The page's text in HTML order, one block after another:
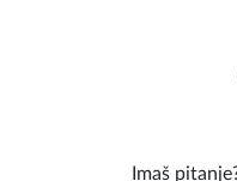
Imaš